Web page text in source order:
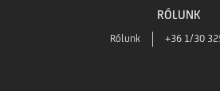
RÓLUNK
Rólunk +36 1/30